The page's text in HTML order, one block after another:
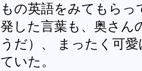
もの英語をみてもら
発した言葉も、奥さん
うだ）、 まったく可
ていた。